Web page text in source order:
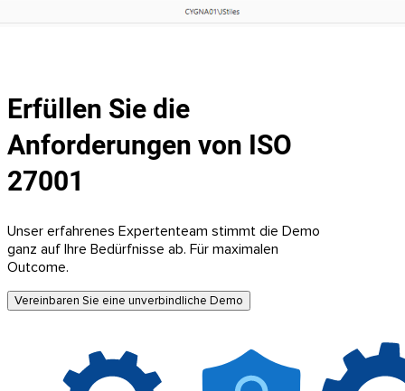
Erfüllen Sie die
Anforderungen von ISO
27001
Unser erfahrenes Expertenteam stimmt die Demo
ganz auf Ihre Bedürfnisse ab. Für maximalen
Outcome.
Vereinbaren Sie eine unverbindliche Demo